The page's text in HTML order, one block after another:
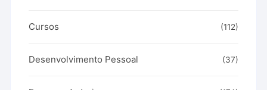
Cursos (112)
Desenvolvimento Pessoal (37)